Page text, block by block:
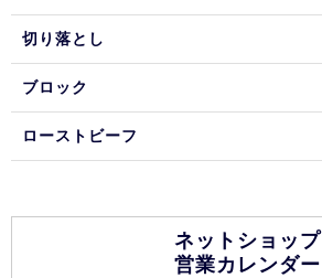
切り落とし
ブロック
ローストビーフ
ネットショップ
営業カレンダー